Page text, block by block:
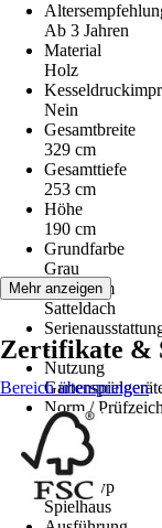
Ab 3 Jahren
Material
Holz
Nein
Gesamtbreite
329 cm
Gesamttiefe
253 cm
Höhe
190 cm
Grundfarbe
Grau
Dachform
Satteldach
-
Nutzung
Norm /
EN71
Serie
Loft
Artikeltyp
Spielhaus
Mehr anzeigen
Zertifikate &
Bereich überspringen